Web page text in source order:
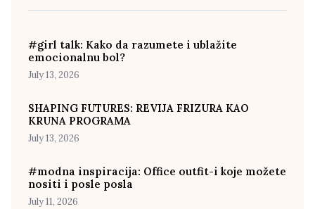
#girl talk: Kako da razumete i ublažite
emocionalnu bol?
July 13, 2026
SHAPING FUTURES: REVIJA FRIZURA KAO
KRUNA PROGRAMA
July 13, 2026
#modna inspiracija: Office outfit-i koje možete
nositi i posle posla
July 11, 2026